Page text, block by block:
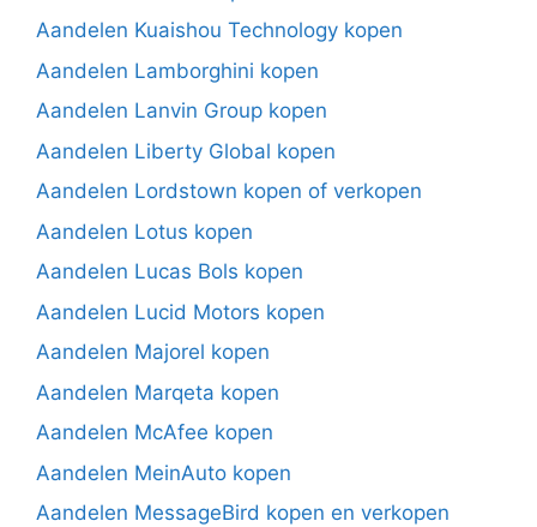
Aandelen Kuaishou Technology kopen
Aandelen Lamborghini kopen
Aandelen Lanvin Group kopen
Aandelen Liberty Global kopen
Aandelen Lordstown kopen of verkopen
Aandelen Lotus kopen
Aandelen Lucas Bols kopen
Aandelen Lucid Motors kopen
Aandelen Majorel kopen
Aandelen Marqeta kopen
Aandelen McAfee kopen
Aandelen MeinAuto kopen
Aandelen MessageBird kopen en verkopen